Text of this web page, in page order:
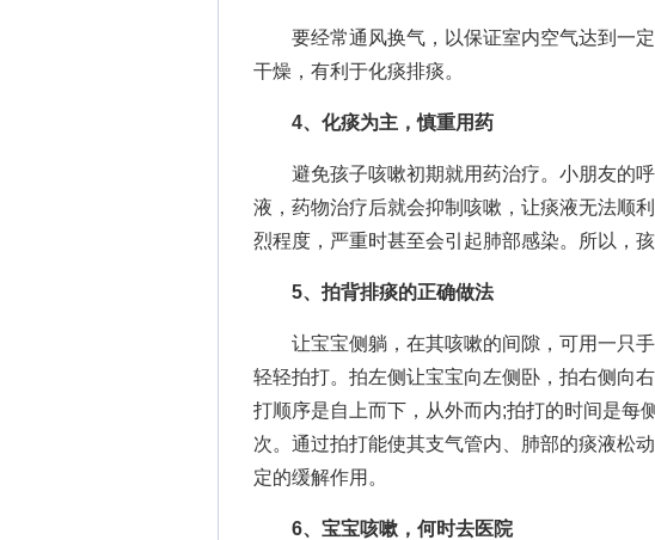
要经常通风换气，以保证室内空气达到一定
干燥，有利于化痰排痰。
4、化痰为主，慎重用药
避免孩子咳嗽初期就用药治疗。小朋友的呼
液，药物治疗后就会抑制咳嗽，让痰液无法顺
烈程度，严重时甚至会引起肺部感染。所以，
5、拍背排痰的正确做法
让宝宝侧躺，在其咳嗽的间隙，可用一只手
轻轻拍打。拍左侧让宝宝向左侧卧，拍右侧向
打顺序是自上而下，从外而内;拍打的时间是每
次。通过拍打能使其支气管内、肺部的痰液松
定的缓解作用。
6、宝宝咳嗽，何时去医院